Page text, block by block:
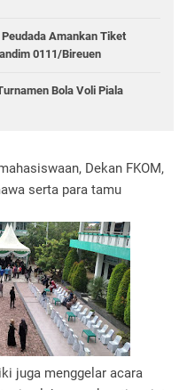
Amankan Tiket
0111/Bireuen
Bola Voli Piala
Dekan FKOM,
serta para tamu
juga menggelar acara